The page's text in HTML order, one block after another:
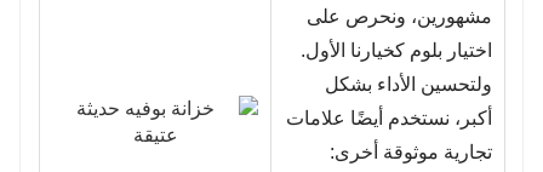
مشهورين، ونحرص على
اختيار بلوم كخيارنا الأول.
ولتحسين الأداء بشكل
أكبر، نستخدم أيضًا علامات
تجارية موثوقة أخرى: